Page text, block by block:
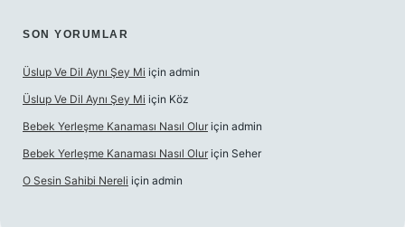
SON YORUMLAR
Üslup Ve Dil Aynı Şey Mi için admin
Üslup Ve Dil Aynı Şey Mi için Köz
Bebek Yerleşme Kanaması Nasıl Olur için admin
Bebek Yerleşme Kanaması Nasıl Olur için Seher
O Sesin Sahibi Nereli için admin